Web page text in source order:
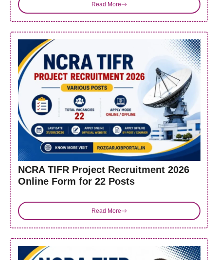
Read More
NCRA TIFR Project Recruitment 2026
Online Form for 22 Posts
Read More